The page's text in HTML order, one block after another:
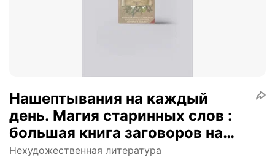
Нашептывания на каждый
день. Магия старинных слов :
большая книга заговоров на
деньги, здоровье, любовь и
Нехудожественная литература